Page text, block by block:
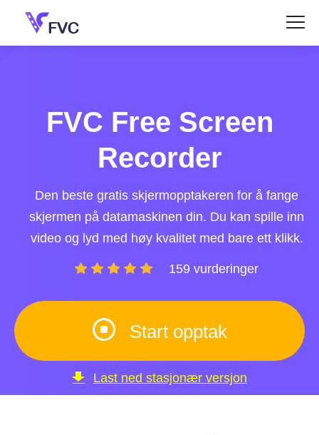
FVC Free Screen
Recorder
Den beste gratis skjermopptakeren for å fange
skjermen på datamaskinen din. Du kan spille inn
video og lyd med høy kvalitet med bare ett klikk.
159 vurderinger
Start opptak
Last ned stasjonær versjon